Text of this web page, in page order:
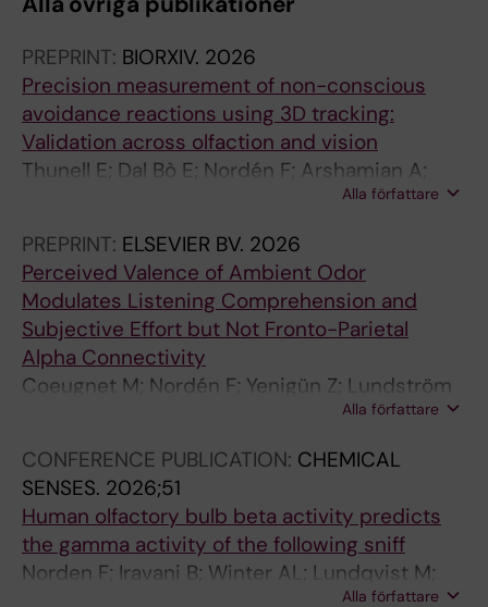
PREPRINT: BIORXIV. 2026
Precision measurement of non-conscious
avoidance reactions using 3D tracking:
Validation across olfaction and vision
Thunell E; Dal Bò E; Nordén F; Arshamian A;
Michael M; Saluja S; Kjellström H; Tognetti A;
Alla författare
PREPRINT: ELSEVIER BV. 2026
Perceived Valence of Ambient Odor
Modulates Listening Comprehension and
Subjective Effort but Not Fronto-Parietal
Alpha Connectivity
Coeugnet M; Nordén F; Yenigün Z; Lundström
Alla författare
CONFERENCE PUBLICATION: CHEMICAL
SENSES. 2026;51
Human olfactory bulb beta activity predicts
the gamma activity of the following sniff
Norden F; Iravani B; Winter AL; Lundqvist M;
Alla författare